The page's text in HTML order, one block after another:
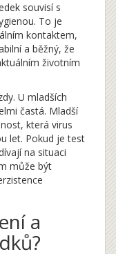
souvisí s
To je
kontaktem,
a běžný, že
životním
U mladších
častá. Mladší
která virus
let. Pokud je test
na situaci
může být
a